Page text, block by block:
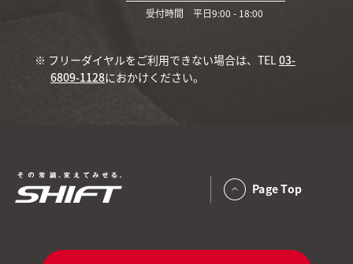
受付時間 平日9:00 - 18:00
※ フリーダイヤルをご利用できない場合は、TEL 03-
6809-1128におかけください。
Page Top